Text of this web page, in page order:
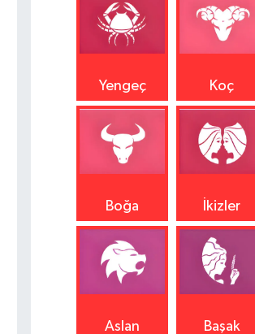
Yengeç Koç
Boğa İkizler
Aslan Başak